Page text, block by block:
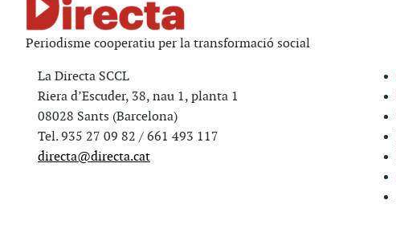
Periodisme cooperatiu per la transformació social
La Directa SCCL
Riera d’Escuder, 38, nau 1, planta 1
08028 Sants (Barcelona)
Tel. 935 27 09 82 / 661 493 117
directa@directa.cat